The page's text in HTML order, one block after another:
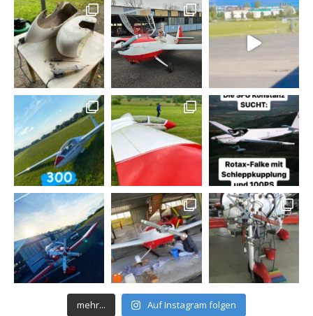
mehr... Auf Instagram folgen